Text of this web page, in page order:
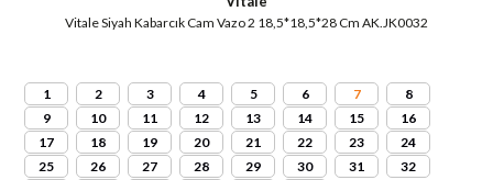
Vitale Siyah Kabarcık Cam Vazo 2 18,5*18,5*28 Cm AK.JK0032
1 2 3 4 5 6 7
8
9
10 11 12 13 14 15
16
17
18 19 20 21 22 23
24
25
26 27 28 29 30 31
32